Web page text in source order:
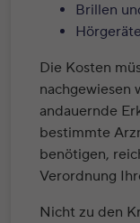
Brillen
Die Kosten
nachgewiesen
andauernde
bestimmte
benötigen,
Verordnung
Nicht zu den